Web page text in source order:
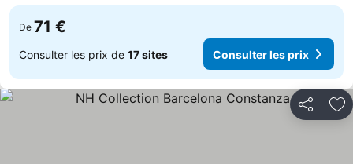
De 71 €
Consulter les prix de 17 sites Consulter les prix
Partager